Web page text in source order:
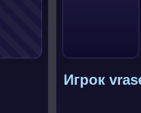
Игрок